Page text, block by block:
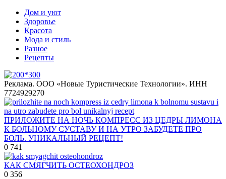
Дом и уют
Здоровье
Красота
Мода и стиль
Разное
Рецепты
Реклама. ООО «Новые Туристические Технологии». ИНН
7724929270
ПРИЛОЖИТЕ НА НОЧЬ КОМПРЕСС ИЗ ЦЕДРЫ ЛИМОНА
К БОЛЬНОМУ СУСТАВУ И НА УТРО ЗАБУДЕТЕ ПРО
БОЛЬ. УНИКАЛЬНЫЙ РЕЦЕПТ!
0 741
КАК СМЯГЧИТЬ ОСТЕОХОНДРОЗ
0 356